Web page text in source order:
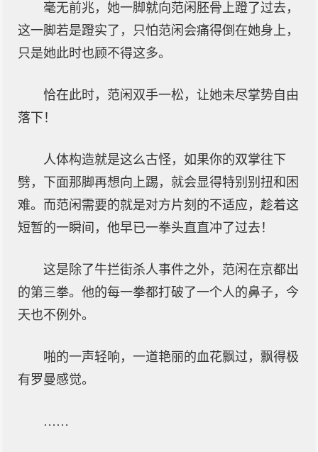
毫无前兆，她一脚就向范闲胚骨上蹬了过去，
这一脚若是蹬实了，只怕范闲会痛得倒在她身上，
只是她此时也顾不得这多。
恰在此时，范闲双手一松，让她未尽掌势自由
落下！
人体构造就是这么古怪，如果你的双掌往下
劈，下面那脚再想向上踢，就会显得特别别扭和困
难。而范闲需要的就是对方片刻的不适应，趁着这
短暂的一瞬间，他早已一拳头直直冲了过去！
这是除了牛拦街杀人事件之外，范闲在京都出
的第三拳。他的每一拳都打破了一个人的鼻子，今
天也不例外。
啪的一声轻响，一道艳丽的血花飘过，飘得极
有罗曼感觉。
……